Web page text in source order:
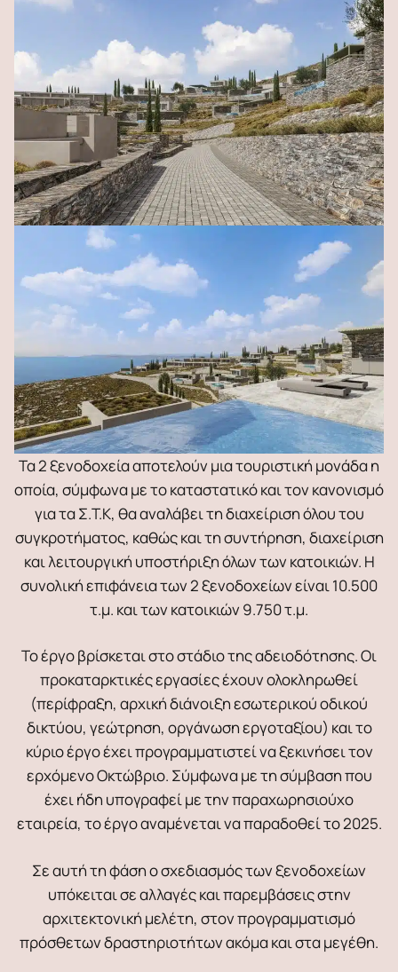
Τα 2 ξενοδοχεία αποτελούν μια τουριστική μονάδα η
οποία, σύμφωνα με το καταστατικό και τον κανονισμό
για τα Σ.Τ.Κ, θα αναλάβει τη διαχείριση όλου του
συγκροτήματος, καθώς και τη συντήρηση, διαχείριση
και λειτουργική υποστήριξη όλων των κατοικιών. Η
συνολική επιφάνεια των 2 ξενοδοχείων είναι 10.500
τ.μ. και των κατοικιών 9.750 τ.μ.
Το έργο βρίσκεται στο στάδιο της αδειοδότησης. Οι
προκαταρκτικές εργασίες έχουν ολοκληρωθεί
(περίφραξη, αρχική διάνοιξη εσωτερικού οδικού
δικτύου, γεώτρηση, οργάνωση εργοταξίου) και το
κύριο έργο έχει προγραμματιστεί να ξεκινήσει τον
ερχόμενο Οκτώβριο. Σύμφωνα με τη σύμβαση που
έχει ήδη υπογραφεί με την παραχωρησιούχο
εταιρεία, το έργο αναμένεται να παραδοθεί το 2025.
Σε αυτή τη φάση ο σχεδιασμός των ξενοδοχείων
υπόκειται σε αλλαγές και παρεμβάσεις στην
αρχιτεκτονική μελέτη, στον προγραμματισμό
πρόσθετων δραστηριοτήτων ακόμα και στα μεγέθη.